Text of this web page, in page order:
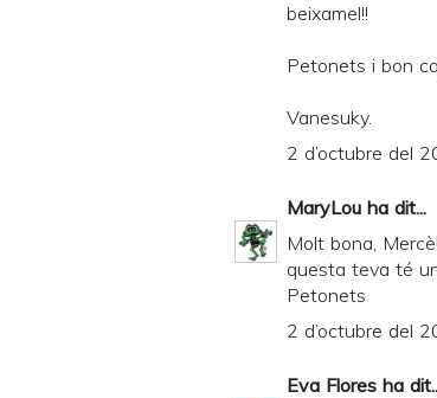
beixamel!!
Petonets i bon
Vanesuky.
2 d’octubre del
MaryLou ha dit...
Molt bona,
questa teva té
Petonets
2 d’octubre del
Eva Flores ha